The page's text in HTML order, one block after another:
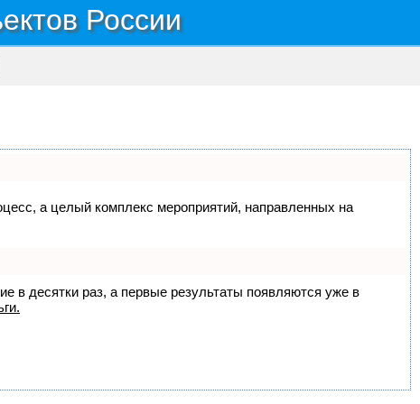
России
а целый комплекс мероприятий, направленных на
в десятки раз, а первые результаты появляются уже в